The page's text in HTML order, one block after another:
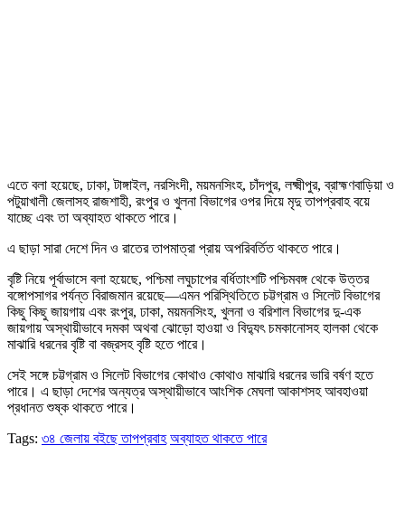
এতে বলা হয়েছে, ঢাকা, টাঙ্গাইল, নরসিংদী, ময়মনসিংহ, চাঁদপুর, লক্ষ্মীপুর, ব্রাহ্মণবাড়িয়া ও
পটুয়াখালী জেলাসহ রাজশাহী, রংপুর ও খুলনা বিভাগের ওপর দিয়ে মৃদু তাপপ্রবাহ বয়ে
যাচ্ছে এবং তা অব্যাহত থাকতে পারে।
এ ছাড়া সারা দেশে দিন ও রাতের তাপমাত্রা প্রায় অপরিবর্তিত থাকতে পারে।
বৃষ্টি নিয়ে পূর্বাভাসে বলা হয়েছে, পশ্চিমা লঘুচাপের বর্ধিতাংশটি পশ্চিমবঙ্গ থেকে উত্তর
বঙ্গোপসাগর পর্যন্ত বিরাজমান রয়েছে—এমন পরিস্থিতিতে চট্টগ্রাম ও সিলেট বিভাগের
কিছু কিছু জায়গায় এবং রংপুর, ঢাকা, ময়মনসিংহ, খুলনা ও বরিশাল বিভাগের দু-এক
জায়গায় অস্থায়ীভাবে দমকা অথবা ঝোড়ো হাওয়া ও বিদ্যুৎ চমকানোসহ হালকা থেকে
মাঝারি ধরনের বৃষ্টি বা বজ্রসহ বৃষ্টি হতে পারে।
সেই সঙ্গে চট্টগ্রাম ও সিলেট বিভাগের কোথাও কোথাও মাঝারি ধরনের ভারি বর্ষণ হতে
পারে। এ ছাড়া দেশের অন্যত্র অস্থায়ীভাবে আংশিক মেঘলা আকাশসহ আবহাওয়া
প্রধানত শুষ্ক থাকতে পারে।
Tags: ৩৪ জেলায় বইছে তাপপ্রবাহ অব্যাহত থাকতে পারে